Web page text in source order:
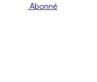
Abonné